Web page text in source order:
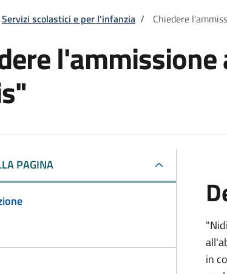
di pane
Servizi scolastici e per l'infanzia / Chiedere
PAGINA
in